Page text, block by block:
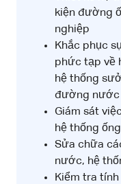
kiện đường
nghiệp
Khắc phục
phức tạp về
hệ thống
đường nước
Giám sát
hệ thống
Sửa chữa
nước, hệ
Kiểm tra